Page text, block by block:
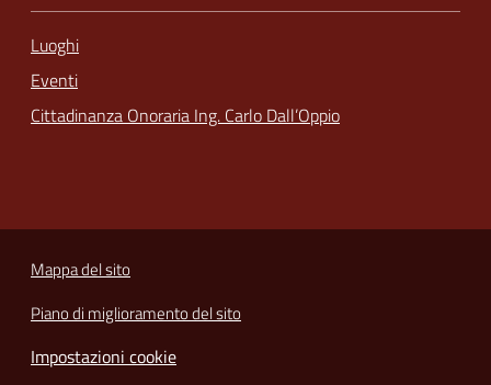
Luoghi
Eventi
Cittadinanza Onoraria Ing. Carlo Dall’Oppio
Mappa del sito
Piano di miglioramento del sito
Impostazioni cookie